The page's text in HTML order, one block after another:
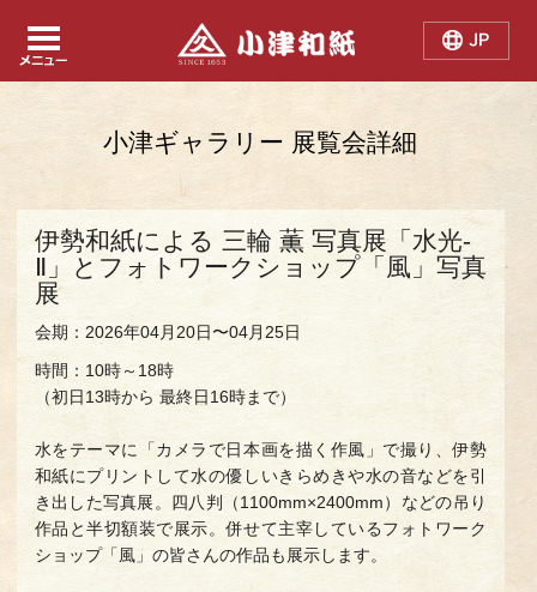
Japanese
English
Chinese
小津ギャラリー 展覧会詳細
伊勢和紙による 三輪 薫 写真展「水光-
Ⅱ」とフォトワークショップ「風」写真
展
会期：2026年04月20日〜04月25日
時間：10時～18時
（初日13時から 最終日16時まで）
水をテーマに「カメラで日本画を描く作風」で撮り、伊勢
和紙にプリントして水の優しいきらめきや水の音などを引
き出した写真展。四八判（1100mm×2400mm）などの吊り
作品と半切額装で展示。併せて主宰しているフォトワーク
ショップ「風」の皆さんの作品も展示します。